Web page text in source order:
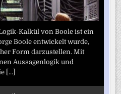
Kalkül von Boole ist ein
Boole entwickelt wurde,
Form darzustellen. Mit
Aussagenlogik und
[...]